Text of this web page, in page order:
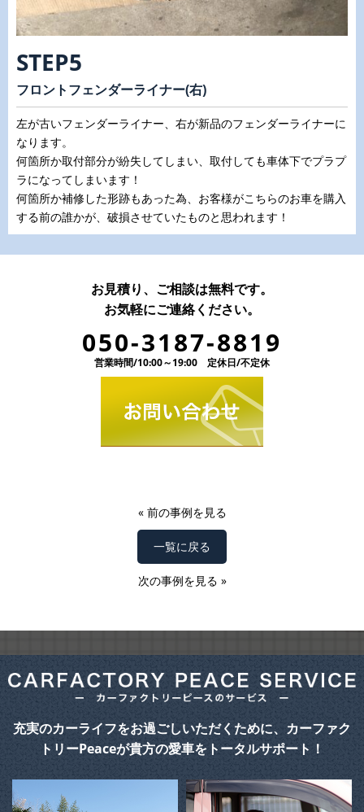
STEP5
フロントフェンダーライナー(右)
左が古いフェンダーライナー、右が新品のフェンダーライナーに
なります。
何箇所か取付部分が紛失してしまい、取付しても車体下でプラプ
ラになってしまいます！
何箇所か補修した形跡もあった為、お客様がこちらのお車を購入
する前の誰かが、破損させていたものと思われます！
お見積り、ご相談は無料です。
お気軽にご連絡ください。
050-3187-8819
営業時間/10:00～19:00 定休日/不定休
« 前の事例を見る
一覧に戻る
次の事例を見る »
充実のカーライフをお過ごしいただくために、カーファク
トリーPeaceが貴方の愛車をトータルサポート！